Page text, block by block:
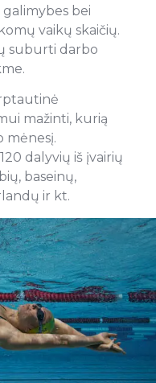
bei
vaikų skaičių.
suburti darbo
mažinti, kurią
mėnesį.
dalyvių iš įvairių
baseinų,
ir kt.